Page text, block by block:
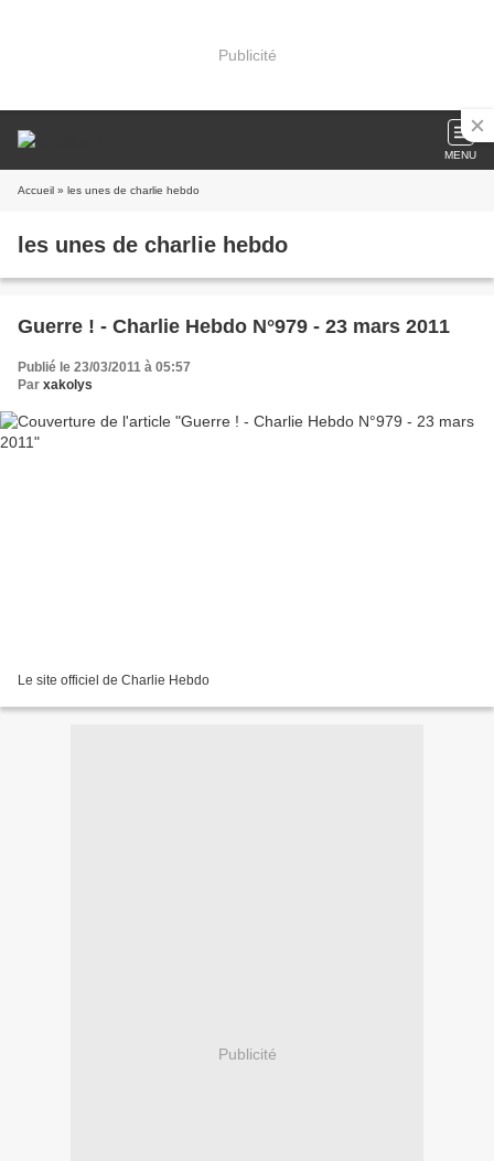
Publicité
MENU
Accueil » les unes de charlie hebdo
les unes de charlie hebdo
Guerre ! - Charlie Hebdo N°979 - 23 mars 2011
Publié le 23/03/2011 à 05:57
Par xakolys
Le site officiel de Charlie Hebdo
Publicité